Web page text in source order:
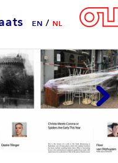
EN / NL